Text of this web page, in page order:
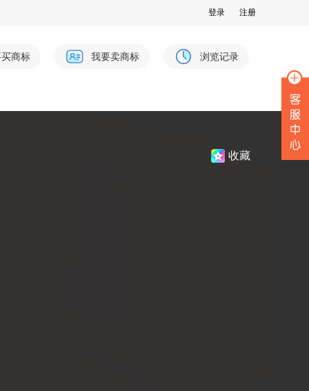
登录 注册
商标 我要卖商标 浏览记录
收藏